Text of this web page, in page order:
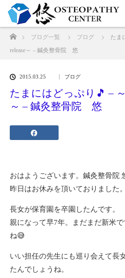
ホームブログ一覧 ブログ
たま
release～ – 鍼灸整骨院 悠
2015.03.25 ブログ
たまにはどっぷり🎵 – ～
～ – 鍼灸整骨院 悠
おはようございます。鍼灸整骨院
昨日はお休みを頂いておりました。
長女が保育園を卒園したんです。
親になって早7年。まだまだ新米
ね😅
いい担任の先生にも巡り会えて長
たんでしょうね。